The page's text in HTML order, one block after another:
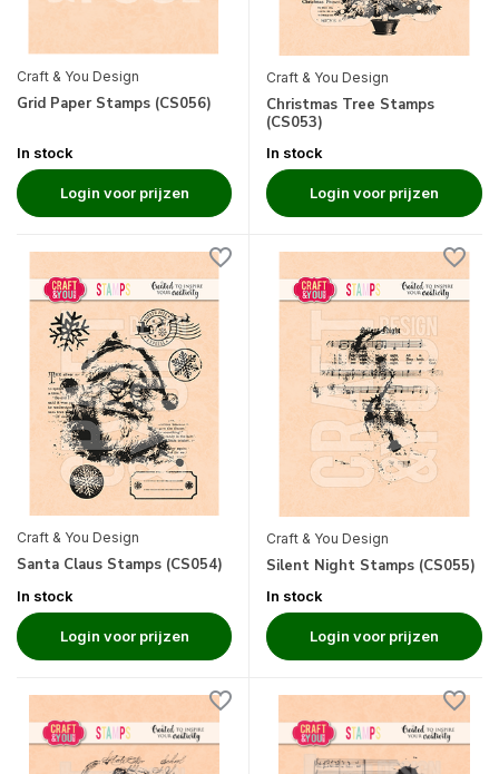
Craft & You Design
Grid Paper Stamps (CS056)
In stock
Login voor prijzen
Craft & You Design
Christmas Tree Stamps
(CS053)
In stock
Login voor prijzen
Craft & You Design
Santa Claus Stamps (CS054)
In stock
Login voor prijzen
Craft & You Design
Silent Night Stamps (CS055)
In stock
Login voor prijzen